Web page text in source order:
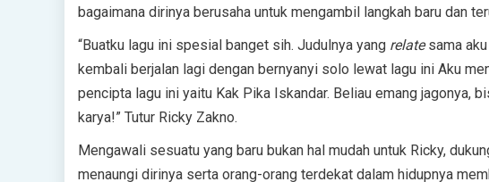
bagaimana dirinya berusaha untuk mengambil langkah baru dan
“Buatku lagu ini spesial banget sih. Judulnya yang relatesama aku
kembali berjalan lagi dengan bernyanyi solo lewat lagu ini Aku
pencipta lagu ini yaitu Kak Pika Iskandar. Beliau emang jagonya,
karya!” Tutur Ricky Zakno.
Mengawali sesuatu yang baru bukan hal mudah untuk Ricky,
menaungi dirinya serta orang-orang terdekat dalam hidupnya